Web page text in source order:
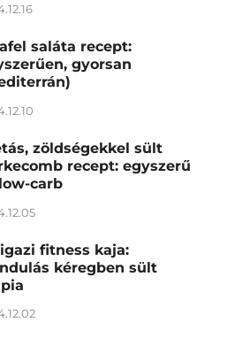
saláta recept:
gyorsan
zöldségekkel sült
recept: egyszerű
carb
fitness kaja:
kéregben sült